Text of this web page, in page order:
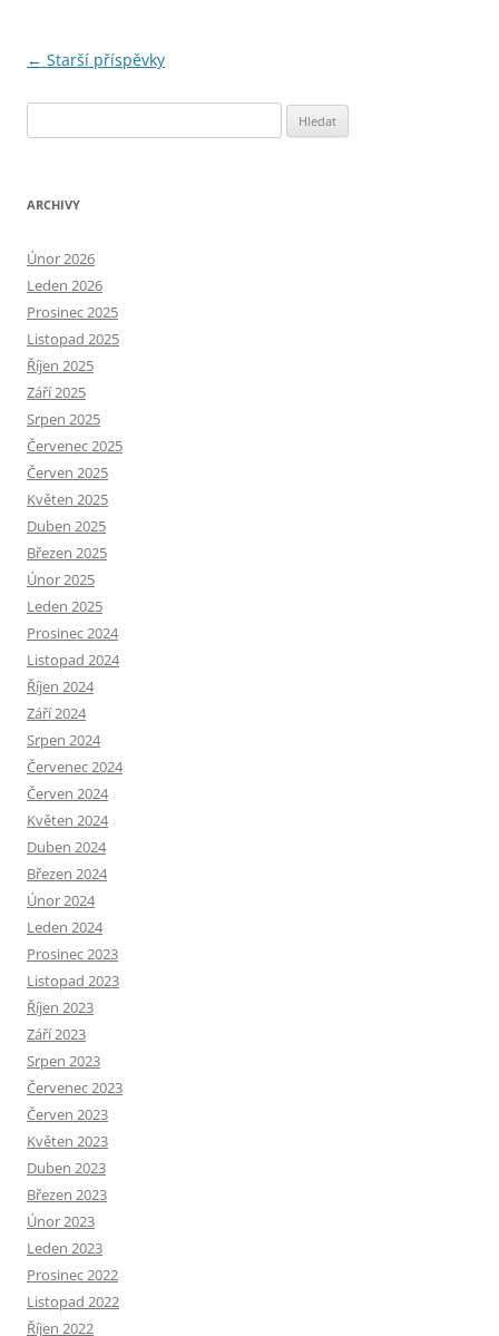
Navigace
← Starší příspěvky
ARCHIVY
Únor 2026
Leden 2026
Prosinec 2025
Listopad 2025
Říjen 2025
Září 2025
Srpen 2025
Červenec 2025
Červen 2025
Květen 2025
Duben 2025
Březen 2025
Únor 2025
Leden 2025
Prosinec 2024
Listopad 2024
Říjen 2024
Září 2024
Srpen 2024
Červenec 2024
Červen 2024
Květen 2024
Duben 2024
Březen 2024
Únor 2024
Leden 2024
Prosinec 2023
Listopad 2023
Říjen 2023
Září 2023
Srpen 2023
Červenec 2023
Červen 2023
Květen 2023
Duben 2023
Březen 2023
Únor 2023
Leden 2023
Prosinec 2022
Listopad 2022
Říjen 2022